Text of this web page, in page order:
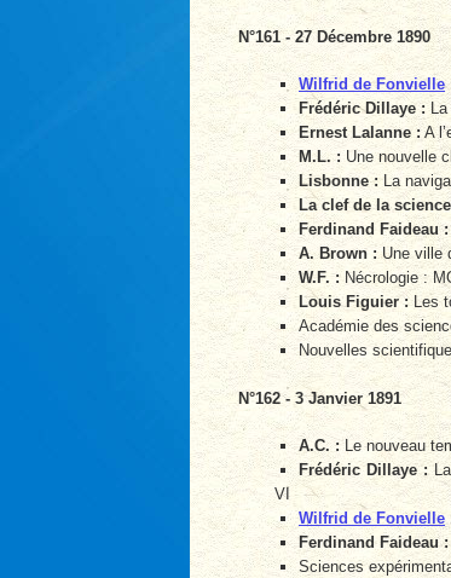
N°161 - 27 Décembre 1890
Wilfrid de Fonvielle
Frédéric Dillaye :
Ernest Lalanne :A
M.L. : Une nouvelle
Lisbonne : La
La clef de la
Ferdinand Faideau :
A. Brown :Une ville
W.F. : Nécrologie :
Louis Figuier : Les
Académie des
Nouvelles
N°162 - 3 Janvier 1891
A.C. : Le nouveau
Frédéric Dillaye :La
VI
Wilfrid de Fonvielle
Ferdinand Faideau :
Sciences